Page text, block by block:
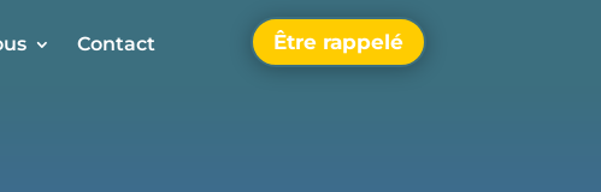
Contact Être rappelé